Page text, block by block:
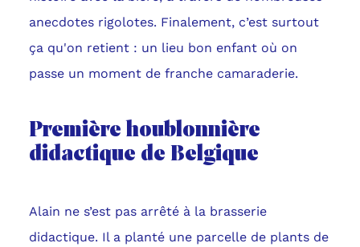
anecdotes rigolotes. Finalement, c’est surtout
ça qu'on retient : un lieu bon enfant où on
passe un moment de franche camaraderie.
Première houblonnière
didactique de Belgique
Alain ne s’est pas arrêté à la brasserie
didactique. Il a planté une parcelle de plants de